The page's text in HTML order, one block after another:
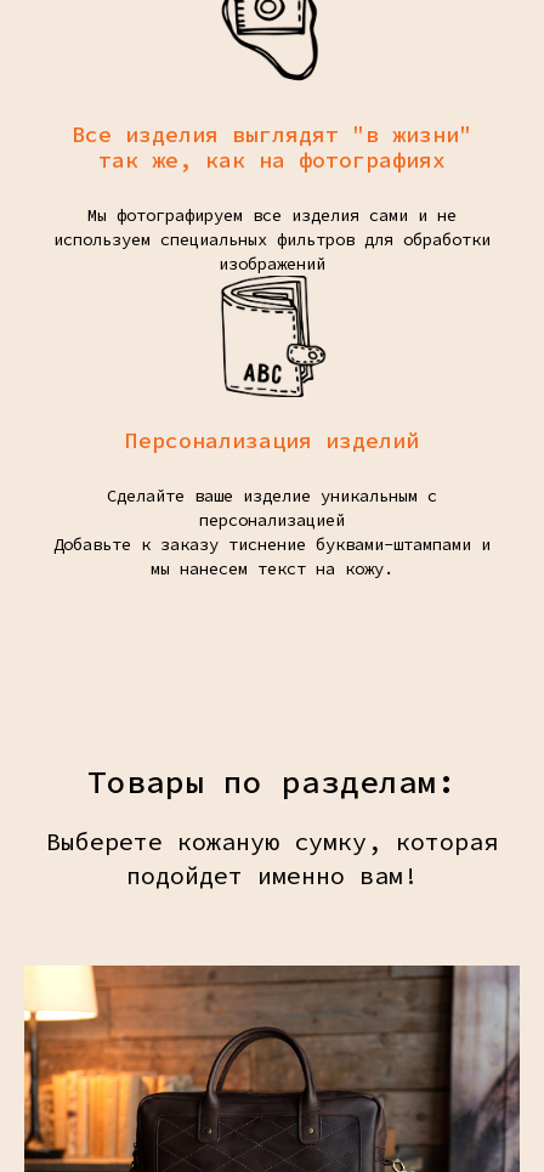
Все изделия выглядят "в жизни"
так же, как на фотографиях
Мы фотографируем все изделия сами и не
используем специальных фильтров для обработки
изображений
Персонализация изделий
Сделайте ваше изделие уникальным с
персонализацией
Добавьте к заказу тиснение буквами-штампами и
мы нанесем текст на кожу.
Товары по разделам:
Выберете кожаную сумку, которая
подойдет именно вам!